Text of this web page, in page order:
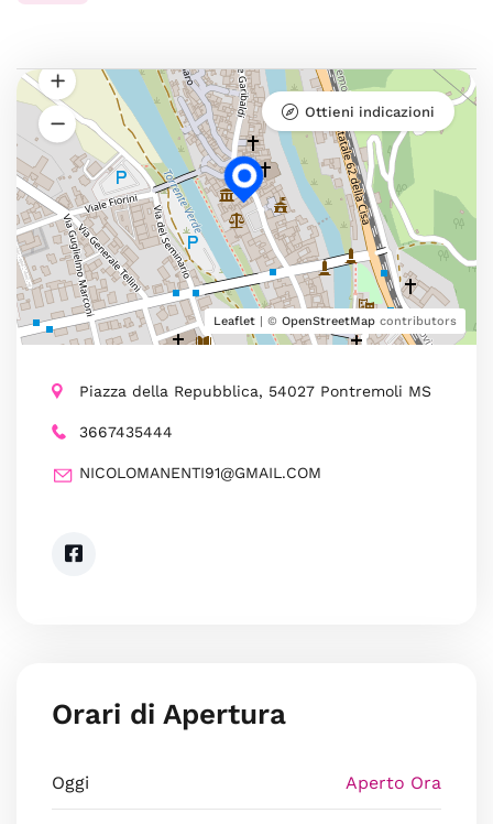
Leaflet | © OpenStreetMap contributors
Ottieni indicazioni
Piazza della Repubblica, 54027 Pontremoli MS
3667435444
NICOLOMANENTI91@GMAIL.COM
Orari di Apertura
Oggi Aperto Ora